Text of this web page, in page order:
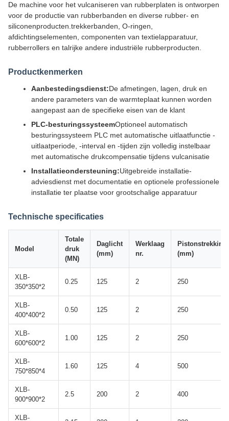
De machine voor het vulcaniseren van rubberplaten is ontworpen
voor de productie van rubberbanden en diverse rubber- en
siliconenproducten.trekkerbanden, O-ringen,
afdichtingselementen, componenten van textielapparatuur,
rubberrollers en talrijke andere industriële rubberproducten.
Productkenmerken
Aanbestedingsdienst:De afmetingen, lagen, druk en
andere parameters van de warmteplaat kunnen worden
aangepast aan de specifieke eisen van de klant
PLC-besturingssysteemOptioneel automatisch
besturingssysteem PLC met automatische uitlaatfunctie -
uitlaatperiode, -interval en -tijden zijn volledig instelbaar
met automatische drukcompensatie tijdens vulcanisatie
Installatieondersteuning:Uitgebreide installatie-
adviesdienst met documentatie en optionele professionele
installatie ter plaatse voor grootschalige apparatuur
Technische specificaties
Model
Totale
druk
(MN)
Daglicht
(mm)
Werklaag
nr.
Pistonstrekking
(mm)
XLB-
350*350*2
0.25 125 2 250
XLB-
400*400*2
0.50 125 2 250
XLB-
600*600*2
1.00 125 2 250
XLB-
750*850*4
1.60 125 4 500
XLB-
900*900*2
2.5 200 2 400
XLB-